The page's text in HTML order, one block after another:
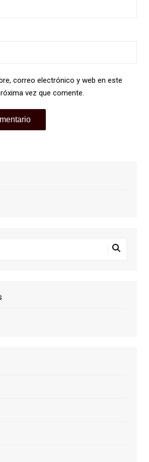
correo electrónico y web en este
vez que comente.